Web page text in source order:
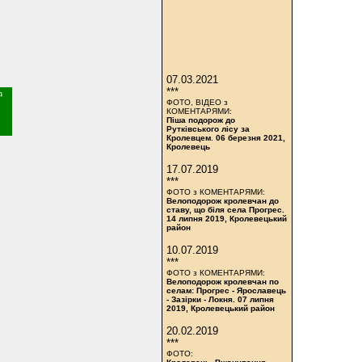
07.03.2021
***
ФОТО, ВІДЕО з
КОМЕНТАРЯМИ:
Піша подорож до
Рутківського лісу за
Кролевцем. 06 березня 2021,
Кролевець
17.07.2019
***
ФОТО з КОМЕНТАРЯМИ:
Велоподорож кролевчан до
ставу, що біля села Прогрес.
14 липня 2019, Кролевецький
район
10.07.2019
***
ФОТО з КОМЕНТАРЯМИ:
Велоподорож кролевчан по
селам: Прогрес - Ярославець
- Зазірки - Локня. 07 липня
2019, Кролевецький район
20.02.2019
***
ФОТО: